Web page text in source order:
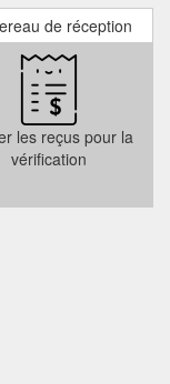
de réception
les reçus pour la
vérification